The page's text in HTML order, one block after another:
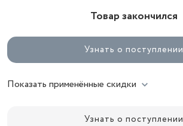
Товар закончился
Узнать о поступлении
Показать применённые скидки
Узнать о поступлении